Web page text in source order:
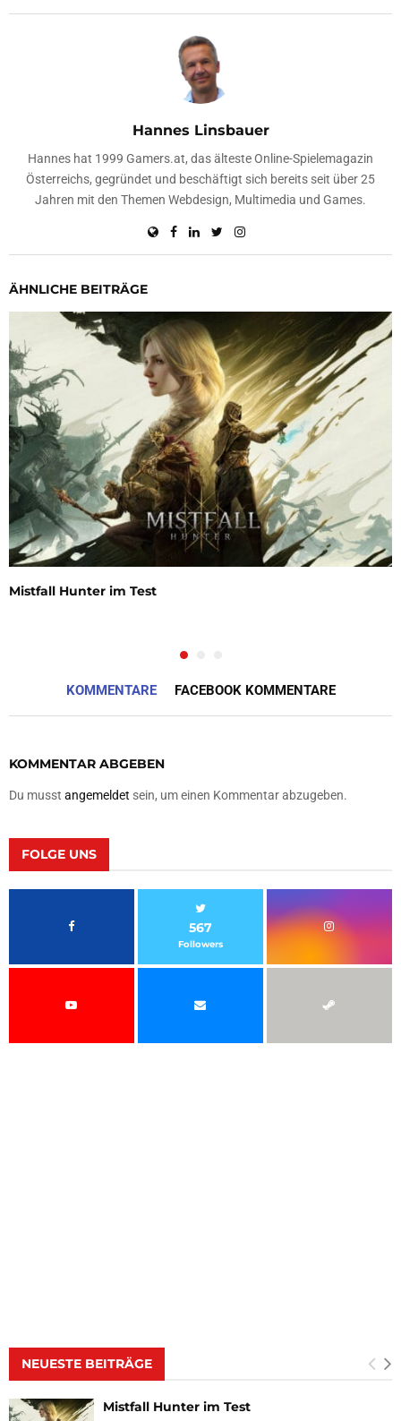
Hannes Linsbauer
Hannes hat 1999 Gamers.at, das älteste Online-Spielemagazin
Österreichs, gegründet und beschäftigt sich bereits seit über 25
Jahren mit den Themen Webdesign, Multimedia und Games.
ÄHNLICHE BEITRÄGE
Mistfall Hunter im Test
KOMMENTARE FACEBOOK KOMMENTARE
KOMMENTAR ABGEBEN
Du musst angemeldet sein, um einen Kommentar abzugeben.
FOLGE UNS
567
Followers
NEUESTE BEITRÄGE
Mistfall Hunter im Test